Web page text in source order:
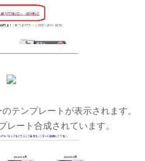
テンプレートが表示されます。
レート合成されています。